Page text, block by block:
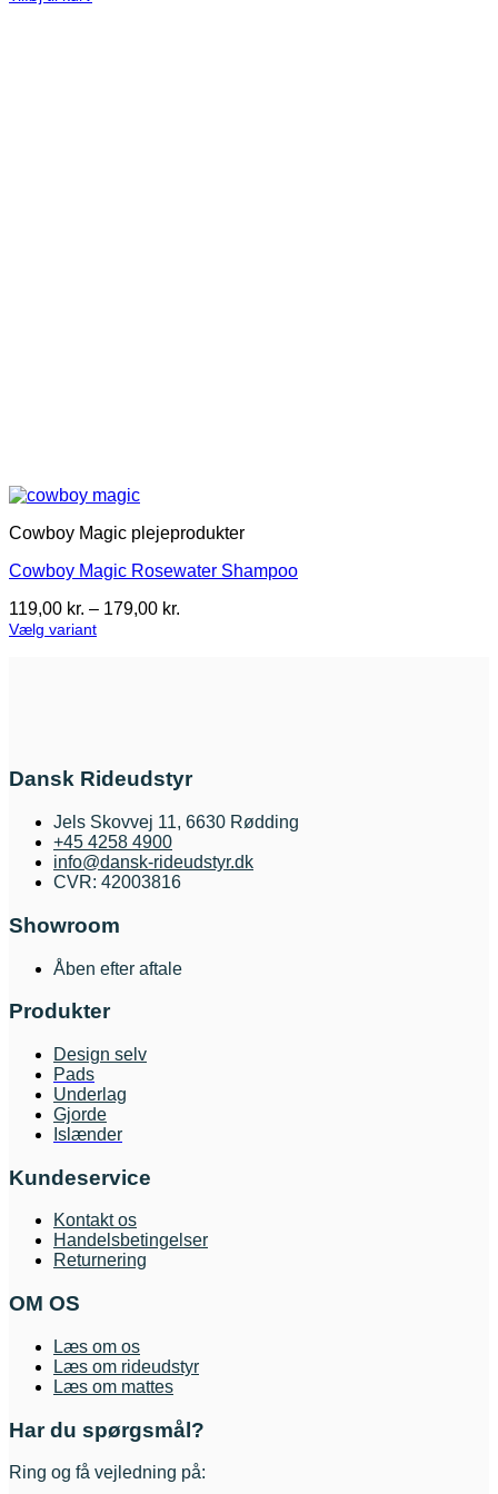
Cowboy Magic plejeprodukter
Cowboy Magic Rosewater Shampoo
119,00 kr. – 179,00 kr.
Vælg variant
kan
vælges
varesiden
Dansk Rideudstyr
Jels Skovvej 11, 6630 Rødding
+45 4258 4900
info@dansk-rideudstyr.dk
CVR: 42003816
Showroom
Åben efter aftale
Produkter
Design selv
Pads
Underlag
Gjorde
Islænder
Kundeservice
Kontakt os
Handelsbetingelser
Returnering
OM OS
Læs om os
Læs om rideudstyr
Læs om mattes
Har du spørgsmål?
Ring og få vejledning på: